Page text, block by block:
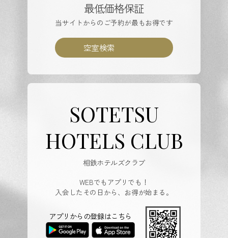
最低価格保証
当サイトからのご予約が最もお得です
空室検索
SOTETSU
HOTELS CLUB
相鉄ホテルズクラブ
WEBでもアプリでも！
入会したその日から、お得が始まる。
アプリからの登録はこちら